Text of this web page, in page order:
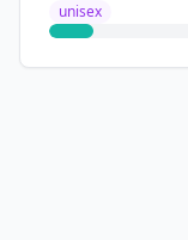
unisex